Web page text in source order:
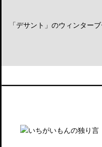
「デサント」のウィンター